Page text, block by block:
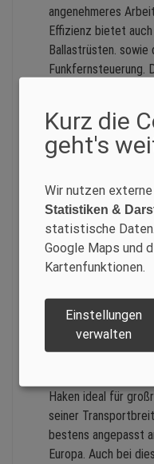
angenehmeres
Effizienz bietet
Ballastrüsten. sowie
Funkfernsteuerung.
spürbar gesenkt.
Abstützung
Aufstellbedingungen.
Der leistungsfähige
von 120 Tonnen,
Metern und eine
Der vielseitige und
Der Geländekran
Haken ideal für
seiner
bestens angepasst
Europa. Auch bei
Kurz die
geht's
Wir nutzen
Statistiken &
statistische
Google Maps und
Kartenfunktionen.
Einstellungen
verwalten